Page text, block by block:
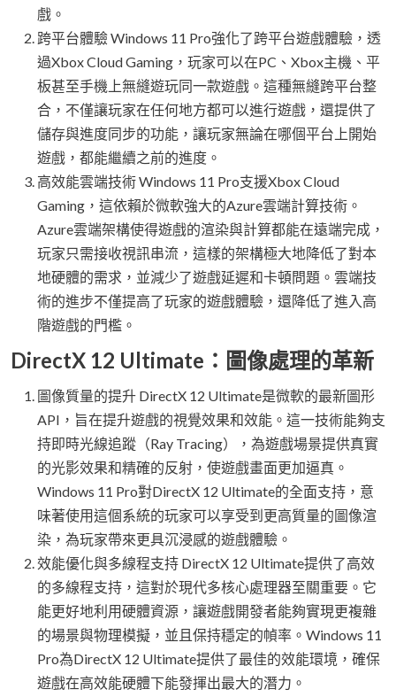
戲。
跨平台體驗 Windows 11 Pro強化了跨平台遊戲體驗，透
過Xbox Cloud Gaming，玩家可以在PC、Xbox主機、平
板甚至手機上無縫遊玩同一款遊戲。這種無縫跨平台整
合，不僅讓玩家在任何地方都可以進行遊戲，還提供了
儲存與進度同步的功能，讓玩家無論在哪個平台上開始
遊戲，都能繼續之前的進度。
高效能雲端技術 Windows 11 Pro支援Xbox Cloud
Gaming，這依賴於微軟強大的Azure雲端計算技術。
Azure雲端架構使得遊戲的渲染與計算都能在遠端完成，
玩家只需接收視訊串流，這樣的架構極大地降低了對本
地硬體的需求，並減少了遊戲延遲和卡頓問題。雲端技
術的進步不僅提高了玩家的遊戲體驗，還降低了進入高
階遊戲的門檻。
DirectX 12 Ultimate：圖像處理的革新
圖像質量的提升 DirectX 12 Ultimate是微軟的最新圖形
API，旨在提升遊戲的視覺效果和效能。這一技術能夠支
持即時光線追蹤（Ray Tracing），為遊戲場景提供真實
的光影效果和精確的反射，使遊戲畫面更加逼真。
Windows 11 Pro對DirectX 12 Ultimate的全面支持，意
味著使用這個系統的玩家可以享受到更高質量的圖像渲
染，為玩家帶來更具沉浸感的遊戲體驗。
效能優化與多線程支持 DirectX 12 Ultimate提供了高效
的多線程支持，這對於現代多核心處理器至關重要。它
能更好地利用硬體資源，讓遊戲開發者能夠實現更複雜
的場景與物理模擬，並且保持穩定的幀率。Windows 11
Pro為DirectX 12 Ultimate提供了最佳的效能環境，確保
遊戲在高效能硬體下能發揮出最大的潛力。